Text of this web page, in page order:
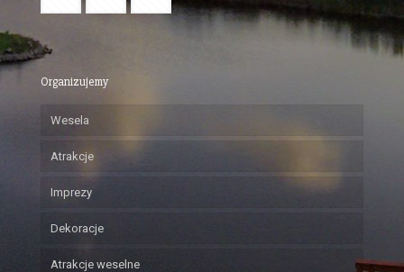
Organizujemy
Wesela
Atrakcje
Imprezy
Dekoracje
Atrakcje weselne